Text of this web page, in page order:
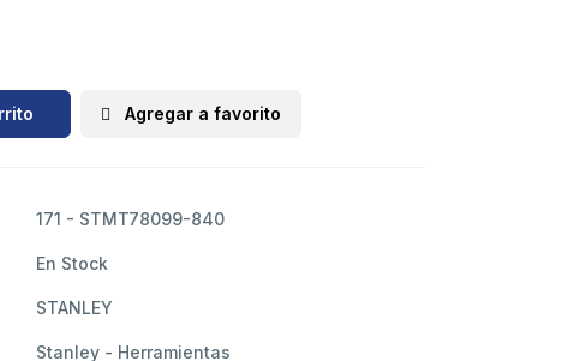
Agregar a favorito
171 - STMT78099-840
En Stock
STANLEY
Stanley - Herramientas